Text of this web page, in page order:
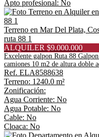
Apto profesional: No
Terreno en Mar Del Plata,
ruta 88 1
ALQUILER $9.000.000
Excelente galpon Ruta 88
camiones 10 m2 de altura doble
Ref. ELA8588638
Terreno: 1240.0 m²
Zonificación:
Agua Corriente: No
Agua Potable: No
Cable: No
Cloaca: No